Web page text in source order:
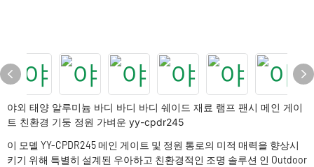
야외 태양 알루미늄 바디 바디 바디 쉐이드 재료 램프 팬시 메인 게이
트 친환경 기둥 정원 가벼운 yy-cpdr245
이 모델 YY-CPDR245 메인 게이트 및 정원 통로의 미적 매력을 향상시
키기 위해 특별히 설계된 우아하고 친환경적인 조명 솔루션 인 Outdoor